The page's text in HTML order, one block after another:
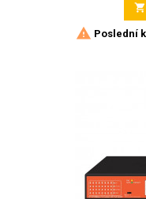

 Poslední